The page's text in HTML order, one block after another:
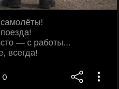
— с работы...
всегда!
0